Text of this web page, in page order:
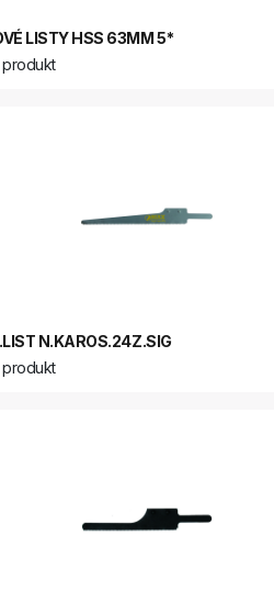
LISTY HSS 63MM 5*
N.KAROS.24Z.SIG